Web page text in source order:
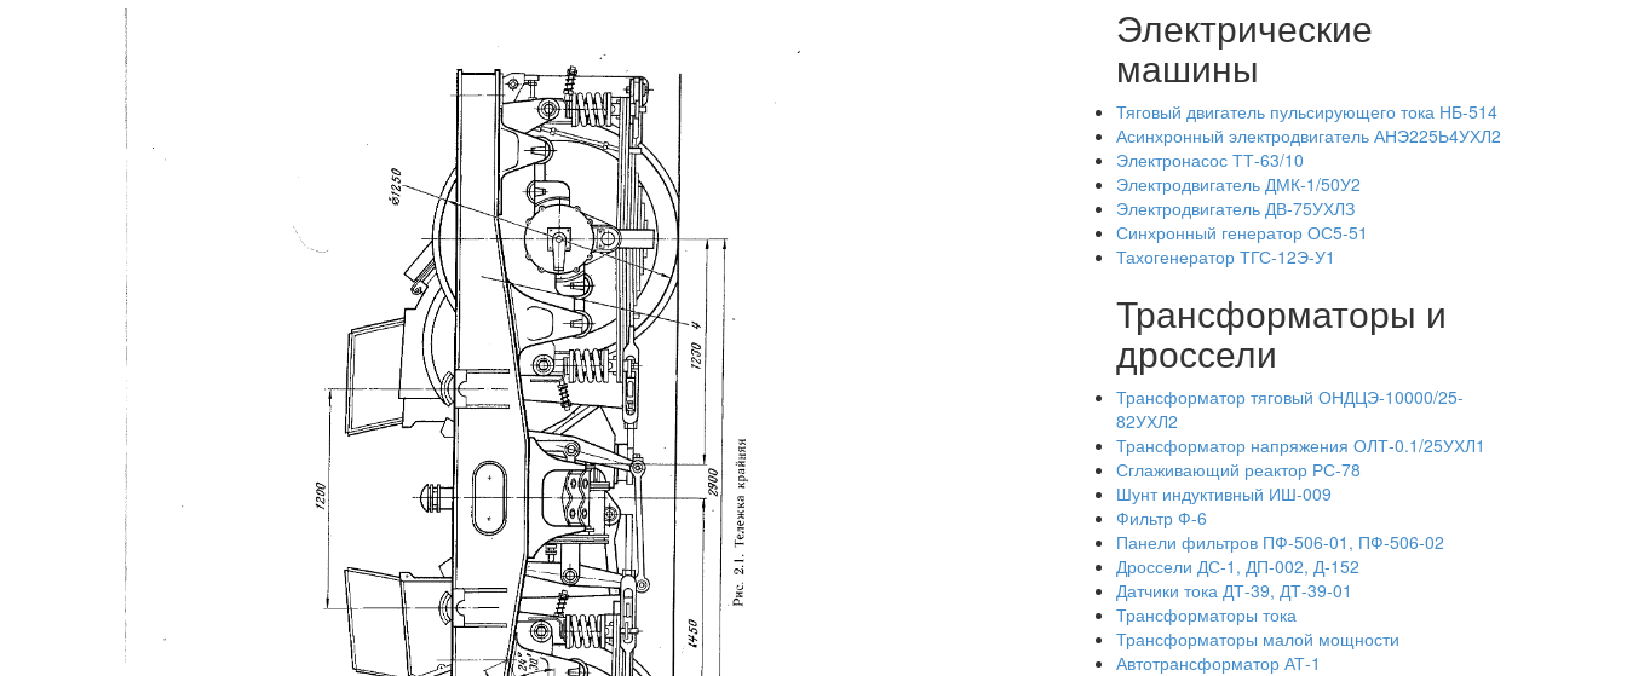
Электрические
машины
Тяговый двигатель пульсирующего тока НБ-514
Асинхронный электродвигатель АНЭ225Ь4УХЛ2
Электронасос ТТ-63/10
Электродвигатель ДМК-1/50У2
Электродвигатель ДВ-75УХЛЗ
Синхронный генератор ОС5-51
Тахогенератор ТГС-12Э-У1
Трансформаторы и
дроссели
Трансформатор тяговый ОНДЦЭ-10000/25-
82УХЛ2
Трансформатор напряжения ОЛТ-0.1/25УХЛ1
Сглаживающий реактор РС-78
Шунт индуктивный ИШ-009
Фильтр Ф-6
Панели фильтров ПФ-506-01, ПФ-506-02
Дроссели ДС-1, ДП-002, Д-152
Датчики тока ДТ-39, ДТ-39-01
Трансформаторы тока
Трансформаторы малой мощности
Автотрансформатор АТ-1